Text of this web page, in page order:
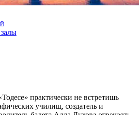
практически не встретишь
училищ, создатель и